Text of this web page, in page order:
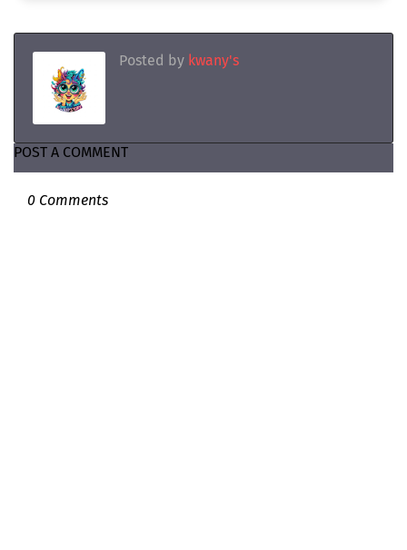
Posted by kwany's
POST A COMMENT
0 Comments